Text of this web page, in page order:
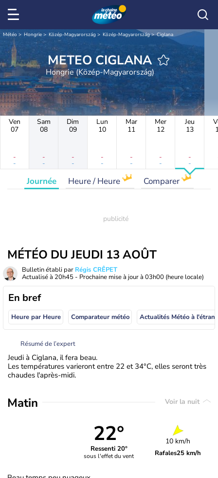
Météo Hongrie Közép-Magyarország Közép-Magyarország Ciglana
METEO CIGLANA
Hongrie (Közép-Magyarország)
Ven
07
-
-
Sam
08
-
-
Dim
09
-
-
Lun
10
-
-
Mar
11
-
-
Mer
12
-
-
Jeu
13
-
-
Journée Heure / Heure Comparer
MÉTÉO DU JEUDI 13 AOÛT
Bulletin établi par Régis CRÊPET
Actualisé à 20h45 - Prochaine mise à jour à 03h00 (heure locale)
En bref
Heure par Heure Comparateur météo
Résumé de l’expert
Jeudi à Ciglana, il fera beau.
Les températures varieront entre 22 et 34°C, elles seront très
chaudes l'après-midi.
Matin Voir la nuit
22°
Ressenti 20°
sous l'effet du vent
10 km/h
Rafales25 km/h